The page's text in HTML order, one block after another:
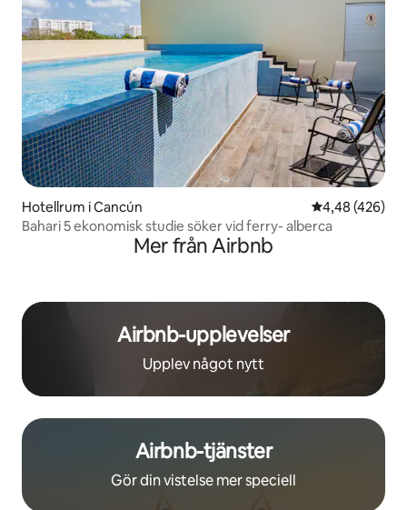
Hotellrum i Cancún 4,48 av 5 i
4,48 (426)
Bahari 5 ekonomisk studie söker vid ferry- alberca
Mer från Airbnb
Airbnb-upplevelser
Upplev något nytt
Airbnb-tjänster
Gör din vistelse mer speciell